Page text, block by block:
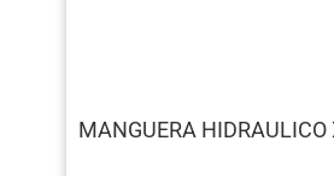
MANGUERA HIDRAULICO